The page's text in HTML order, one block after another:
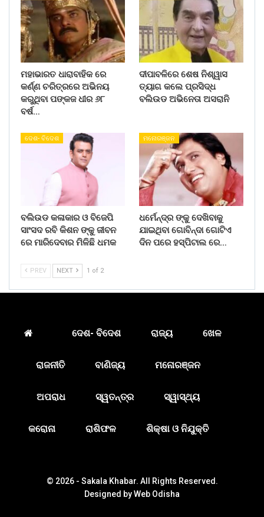
ମହାଭାରତ ଧାରାବାହିକ ରେ
କର୍ଣ୍ଣ ଚରିତ୍ରରେ ଅଭିନୟ
କରୁଥିବା ପଙ୍କଜ ଧୀର ୬୮
ବର୍ଷ…
ଦୀପାବଳିରେ ଶେଷ ନିଶ୍ୱାସ
ତ୍ୟାଗ କଲେ ପ୍ରସିଦ୍ଧ
ବଲିଉଡ ଅଭିନେତା ଅସରାନି
ଦେଶ- ବିଦେଶ
ବଲିଉଡ କଳାକାର ଓ ବିଜେପି
ସାଂସଦ ରବି କିଶନ ଙ୍କୁ ଜୀବନ
ରେ ମାରିଦେବାର ମିଳିଛି ଧମକ
ମନୋରଞ୍ଜନ
ଧର୍ମେନ୍ଦ୍ର ଙ୍କୁ ଦେଖିବାକୁ
ଯାଇଥିବା ଗୋବିନ୍ଦା ଗୋଟିଏ
ଦିନ ପରେ ହସ୍ପିଟାଲ ରେ…
PREV NEXT 1 of 2
ଦେଶ- ବିଦେଶ ରାଜ୍ୟ ଖେଳ
ରାଜନୀତି ବାଣିଜ୍ୟ ମନୋରଞ୍ଜନ
ଅପରାଧ ସ୍ୱତନ୍ତ୍ର ସ୍ୱାସ୍ଥ୍ୟ
କରୋନା ରାଶିଫଳ ଶିକ୍ଷା ଓ ନିଯୁକ୍ତି
© 2026 - Sakala Khabar. All Rights Reserved.
Designed byWeb Odisha